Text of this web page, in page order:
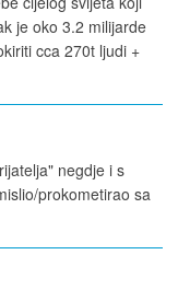
je oko 3.2 milijarde
cca 270t ljudi +
negdje i s
prokometirao sa